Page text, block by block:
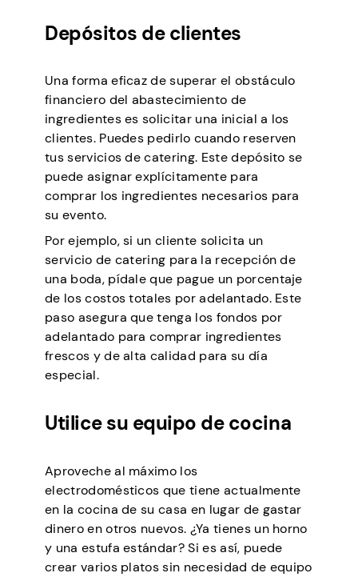
Depósitos de clientes
Una forma eficaz de superar el obstáculo
financiero del abastecimiento de
ingredientes es solicitar una inicial a los
clientes. Puedes pedirlo cuando reserven
tus servicios de catering. Este depósito se
puede asignar explícitamente para
comprar los ingredientes necesarios para
su evento.
Por ejemplo, si un cliente solicita un
servicio de catering para la recepción de
una boda, pídale que pague un porcentaje
de los costos totales por adelantado. Este
paso asegura que tenga los fondos por
adelantado para comprar ingredientes
frescos y de alta calidad para su día
especial.
Utilice su equipo de cocina
Aproveche al máximo los
electrodomésticos que tiene actualmente
en la cocina de su casa en lugar de gastar
dinero en otros nuevos. ¿Ya tienes un horno
y una estufa estándar? Si es así, puede
crear varios platos sin necesidad de equipo